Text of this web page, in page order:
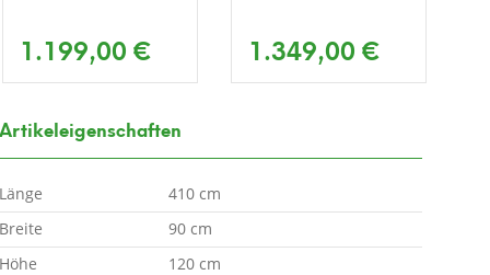
1.199,00 € 1.349,00 €
Artikeleigenschaften
Länge
410 cm
Breite
90 cm
Höhe
120 cm